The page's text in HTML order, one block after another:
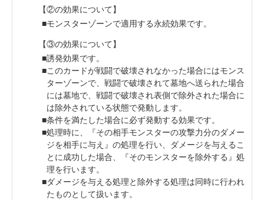
【②の効果について】
モンスターゾーンで適用する永続効果です。
【③の効果について】
誘発効果です。
このカードが戦闘で破壊されなかった場合にはモンス
ターゾーンで、戦闘で破壊されて墓地へ送られた場合
には墓地で、戦闘で破壊され表側で除外された場合に
は除外されている状態で発動します。
条件を満たした場合に必ず発動する効果です。
処理時に、『その相手モンスターの攻撃力分のダメー
ジを相手に与え』の処理を行い、ダメージを与えるこ
とに成功した場合、『そのモンスターを除外する』処
理を行います。
ダメージを与える処理と除外する処理は同時に行われ
たものとして扱います。